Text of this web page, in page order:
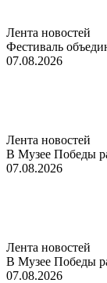
Лента новостей
Фестиваль
07.08.2026
Лента новостей
В Музее Победы
07.08.2026
Лента новостей
В Музее Победы
07.08.2026